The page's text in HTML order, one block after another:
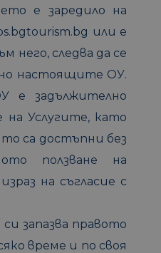
е заредило на
или е
него, следва да се
настоящите ОУ.
е задължително
на Услугите, като
са достъпни без
ползване на
на съгласие с
си запазва правото
време и по своя